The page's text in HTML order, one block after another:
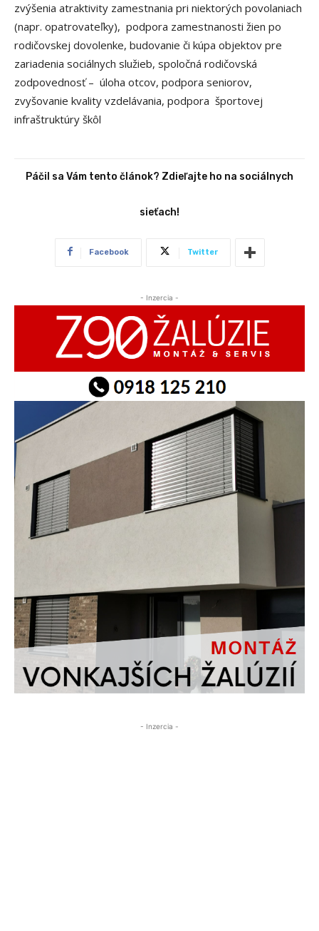
zvýšenia atraktivity zamestnania pri niektorých povolaniach
(napr. opatrovateľky), podpora zamestnanosti žien po
rodičovskej dovolenke, budovanie či kúpa objektov pre
zariadenia sociálnych služieb, spoločná rodičovská
zodpovednosť – úloha otcov, podpora seniorov,
zvyšovanie kvality vzdelávania, podpora športovej
infraštruktúry škôl
Páčil sa Vám tento článok? Zdieľajte ho na sociálnych
sieťach!
Facebook Twitter
- Inzercia -
- Inzercia -